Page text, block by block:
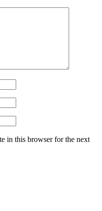
in this browser for the next